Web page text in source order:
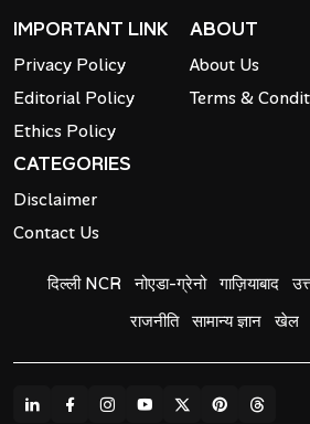
IMPORTANT LINK
Privacy Policy
Editorial Policy
Ethics Policy
ABOUT
About Us
Terms &
CATEGORIES
Disclaimer
Contact Us
दिल्ली NCR नोएडा-ग्रेनो गाज़ियाबाद
राजनीति सामान्य ज्ञान खेल